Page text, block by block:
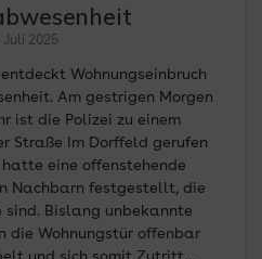
Juli 2025
Wohnungseinbruch
Am gestrigen Morgen
ist die Polizei zu einem
Straße Im Dorffeld gerufen
eine offenstehende
Nachbarn festgestellt, die
sind. Bislang unbekannte
die Wohnungstür offenbar